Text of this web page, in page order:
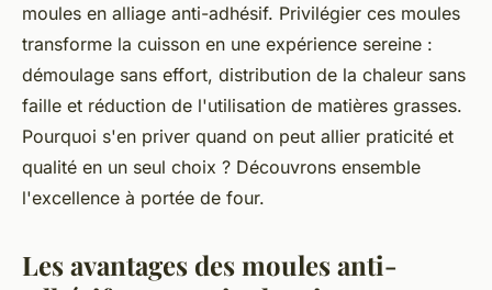
moules en alliage anti-adhésif. Privilégier ces moules
transforme la cuisson en une expérience sereine :
démoulage sans effort, distribution de la chaleur sans
faille et réduction de l'utilisation de matières grasses.
Pourquoi s'en priver quand on peut allier praticité et
qualité en un seul choix ? Découvrons ensemble
l'excellence à portée de four.
Les avantages des moules anti-